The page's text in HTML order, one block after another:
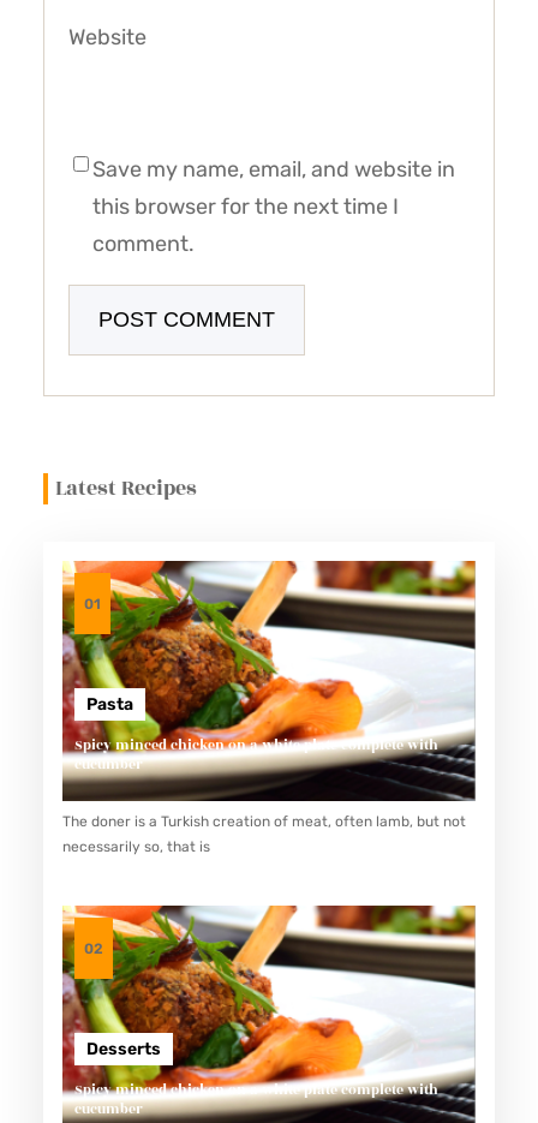
Website
Save my name, email, and website in
this browser for the next time I
comment.
Latest Recipes
01
Pasta
Spicy minced chicken on a white plate complete with
cucumber
The doner is a Turkish creation of meat, often lamb, but not
necessarily so, that is
02
Desserts
Spicy minced chicken on a white plate complete with
cucumber